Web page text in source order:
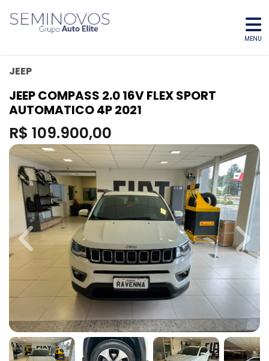
MENU
JEEP
JEEP COMPASS 2.0 16V FLEX SPORT
AUTOMATICO 4P 2021
R$ 109.900,00
Previous Next